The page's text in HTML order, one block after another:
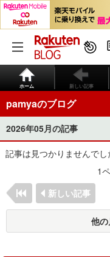
ホーム 新しい記事
pamyaのブログ
2026年05月の記事
記事は見つかりませんでし
1
新しい記事
他